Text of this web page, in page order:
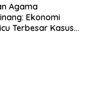
Agama
Ekonomi
Terbesar Kasus